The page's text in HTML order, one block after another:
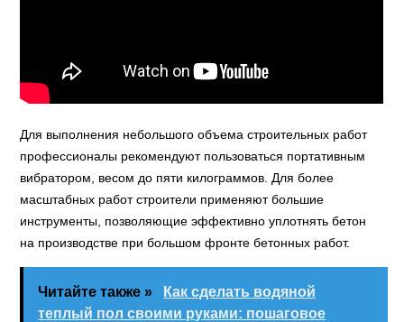
Для выполнения небольшого объема строительных работ
профессионалы рекомендуют пользоваться портативным
вибратором, весом до пяти килограммов. Для более
масштабных работ строители применяют большие
инструменты, позволяющие эффективно уплотнять бетон
на производстве при большом фронте бетонных работ.
Читайте также »
Как сделать водяной
теплый пол своими руками: пошаговое